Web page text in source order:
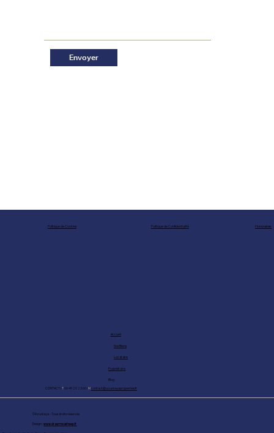
Envoyer
Politique de Cookies Politique de Confidentialité Honoraires
Accueil
Nos Biens
Locataire
Propriétaire
Blog
CONTACT IT06 49 20 23 60 IMcontact@azurkeysproperties.fr
Design :www.drawmeasheep.fr
©Azurkeys - Tous droits réservés